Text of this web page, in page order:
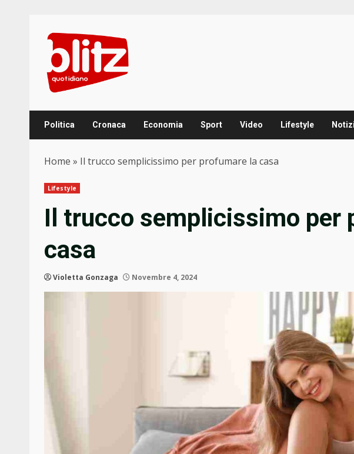
content
Politica Cronaca Economia Sport Video Lifestyle
Home » Il trucco semplicissimo per profumare la casa
Lifestyle
Il trucco semplicissimo per
casa
Violetta Gonzaga Novembre 4, 2024